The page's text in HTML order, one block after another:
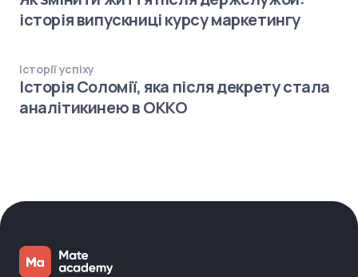
історія випускниці курсу маркетингу
Історії успіху
Історія Соломії, яка після декрету стала
аналітикинею в ОККО